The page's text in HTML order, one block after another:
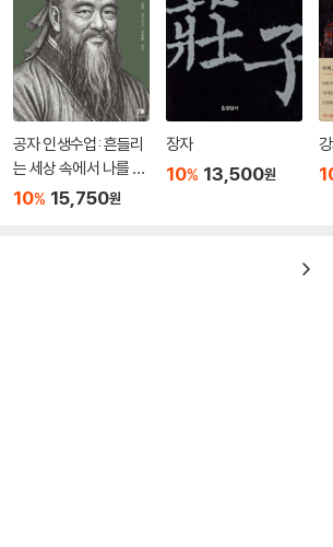
공자 인생수업: 흔들리
는 세상 속에서 나를 지
키는 방법
10% 15,750원
장자
10% 13,500원